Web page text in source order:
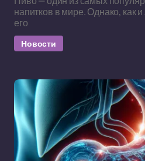
напитков в мире. Однако, как
его
Новости